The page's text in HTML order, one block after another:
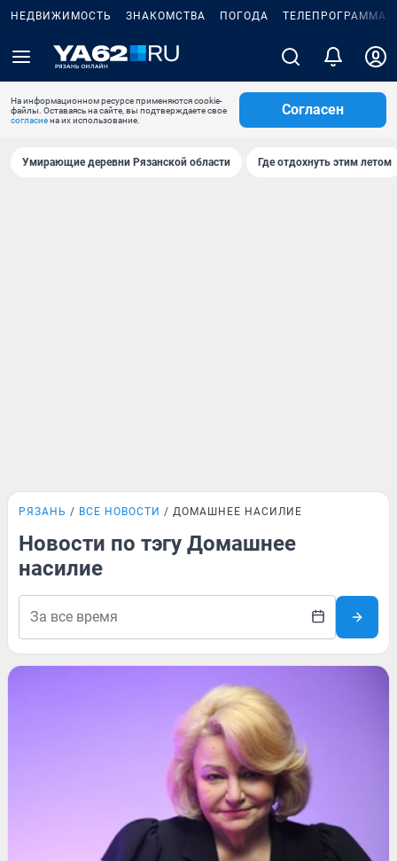
НЕДВИЖИМОСТЬ ЗНАКОМСТВА ПОГОДА ТЕЛЕПРОГРАММА
На информационном ресурсе применяются cookie-
файлы. Оставаясь на сайте, вы подтверждаете свое
согласиена их использование.
Согласен
Умирающие деревни Рязанской области Где отдохнуть этим летом
РЯЗАНЬ ВСЕ НОВОСТИ ДОМАШНЕЕ НАСИЛИЕ
Новости по тэгу Домашнее
насилие